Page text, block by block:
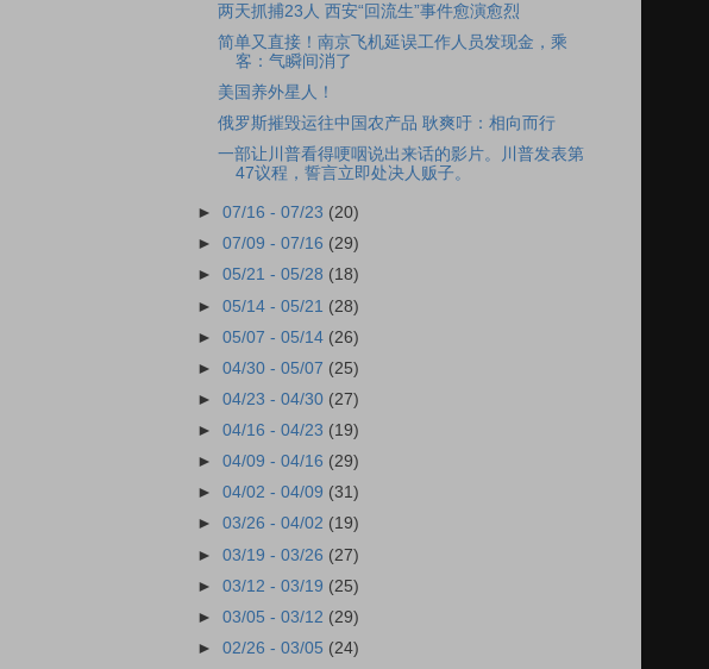
两天抓捕23人 西安“回流生”事件愈演愈烈
简单又直接！南京飞机延误工作人员发现金，乘
客：气瞬间消了
美国养外星人！
俄罗斯摧毁运往中国农产品 耿爽吁：相向而行
一部让川普看得哽咽说出来话的影片。川普发表第
47议程，誓言立即处决人贩子。
►07/16 - 07/23 (20)
►07/09 - 07/16 (29)
►05/21 - 05/28 (18)
►05/14 - 05/21 (28)
►05/07 - 05/14 (26)
►04/30 - 05/07 (25)
►04/23 - 04/30 (27)
►04/16 - 04/23 (19)
►04/09 - 04/16 (29)
►04/02 - 04/09 (31)
►03/26 - 04/02 (19)
►03/19 - 03/26 (27)
►03/12 - 03/19 (25)
►03/05 - 03/12 (29)
►02/26 - 03/05 (24)